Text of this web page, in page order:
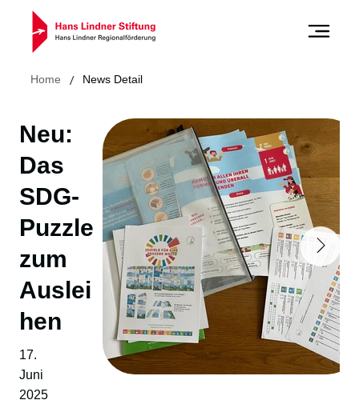
Neu:
Das
SDG-
Puzzle
zum
Auslei
hen
17.
Juni
2025
Home / News Detail